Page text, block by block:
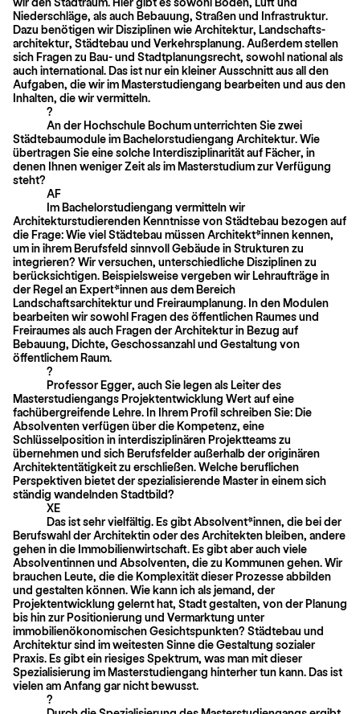
Niederschläge, als auch Bebauung, Straßen und Infrastruktur.
Dazu benötigen wir Disziplinen wie Architektur, Landschafts­
architektur, Städtebau und Verkehrsplanung. Außerdem stellen
sich Fragen zu Bau- und Stadtplanungsrecht, sowohl national als
auch international. Das ist nur ein kleiner Ausschnitt aus all den
Aufgaben, die wir im Masterstudiengang bearbeiten und aus den
Inhalten, die wir vermitteln.
?
An der Hochschule Bochum unterrichten Sie zwei
Städtebaumodule im Bachelorstudiengang Architektur. Wie
übertragen Sie eine solche Interdisziplinarität auf Fächer, in
denen Ihnen weniger Zeit als im Masterstudium zur Verfügung
steht?
AF
Im Bachelorstudiengang vermitteln wir
Architekturstudierenden Kenntnisse von Städtebau bezogen auf
die Frage: Wie viel Städtebau müssen Architekt*innen kennen,
um in ihrem Berufsfeld sinnvoll Gebäude in Strukturen zu
integrieren? Wir versuchen, unterschiedliche Disziplinen zu
berücksichtigen. Beispielsweise ver­geben wir Lehraufträge in
der Regel an Expert*innen aus dem Bereich
Landschaftsarchitektur und Freiraumplanung. In den Modulen
bearbeiten wir sowohl Fragen des öffentlichen Raumes und
Freiraumes als auch Fragen der Architektur in Bezug auf
Bebauung, Dichte, Geschossanzahl und Gestaltung von
öffentlichem Raum.
?
Professor Egger, auch Sie legen als Leiter des
Masterstudiengangs Projektentwicklung Wert auf eine
fachübergreifende Lehre. In Ihrem Profil schreiben Sie: Die
Absolventen verfügen über die Kompetenz, eine
Schlüsselposition in interdisziplinären Projektteams zu
übernehmen und sich Berufsfelder außerhalb der origi­nären
Architektentätigkeit zu erschließen. Welche beruflichen
Perspektiven bietet der spezialisierende Master in einem sich
ständig wandelnden Stadtbild?
XE
Das ist sehr vielfältig. Es gibt Absolvent*innen, die bei der
Berufswahl der Architektin oder des Architekten bleiben, andere
gehen in die Immobilienwirtschaft. Es gibt aber auch viele
Absolventinnen und Absolventen, die zu Kommunen gehen. Wir
brauchen Leute, die die Komplexität dieser Prozesse abbilden
und gestalten können. Wie kann ich als jemand, der
Projektentwicklung gelernt hat, Stadt gestalten, von der Planung
bis hin zur Positionierung und Vermarktung unter
immobilienökono­mischen Gesichtspunkten? Städtebau und
Architektur sind im weitesten Sinne die Gestaltung sozialer
Praxis. Es gibt ein riesiges Spektrum, was man mit dieser
Spezialisierung im Masterstudiengang hinterher tun kann. Das ist
vielen am Anfang gar nicht bewusst.
?